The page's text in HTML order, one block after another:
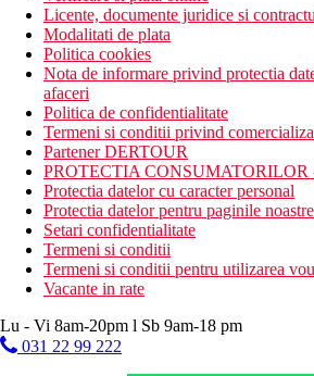
Licente, documente juridice si
Modalitati de plata
Politica cookies
Nota de informare privind protectia
afaceri
Politica de confidentialitate
Termeni si conditii privind
Partener DERTOUR
PROTECTIA CONSUMATORILOR
Protectia datelor cu caracter personal
Protectia datelor pentru paginile
Setari confidentialitate
Termeni si conditii
Termeni si conditii pentru utilizarea
Vacante in rate
Lu - Vi 8am-20pm l Sb 9am-18 pm
031 22 99 222